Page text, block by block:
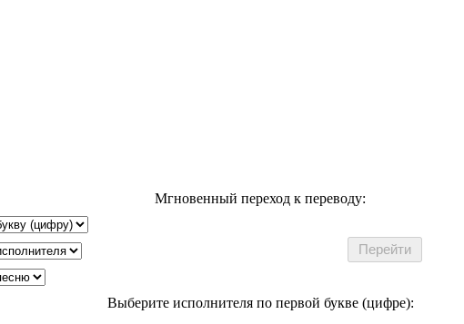
Мгновенный переход к переводу:
Выберите исполнителя по первой букве (цифре):